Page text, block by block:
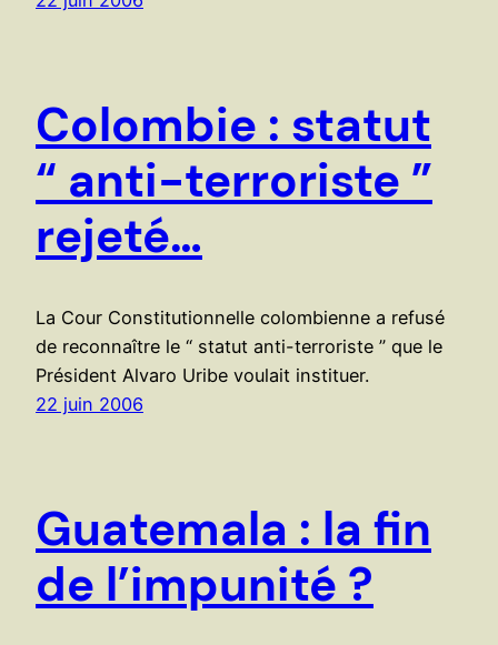
Colombie : statut
“ anti-terroriste ”
rejeté…
La Cour Constitutionnelle colombienne a refusé
de reconnaître le “ statut anti-terroriste ” que le
Président Alvaro Uribe voulait instituer.
22 juin 2006
Guatemala : la fin
de l’impunité ?